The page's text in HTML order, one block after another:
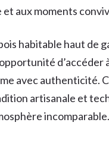
aux moments
habitable haut de
d’accéder
avec authenticité.
artisanale et
incomparable.